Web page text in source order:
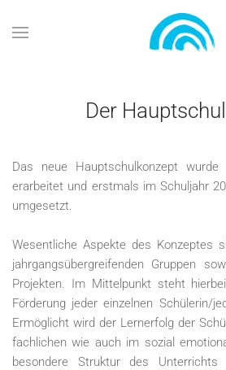
Zum Hauptinhalt springen
Der
Das neue Hauptschulkonzept
erarbeitet und erstmals im Schuljahr
umgesetzt.
Wesentliche Aspekte des Konzeptes
jahrgangsübergreifenden Gruppen
Projekten. Im Mittelpunkt steht
Förderung jeder einzelnen Schülerin/
Ermöglicht wird der Lernerfolg der
fachlichen wie auch im sozial
besondere Struktur des